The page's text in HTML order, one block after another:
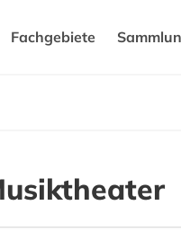
Fachgebiete